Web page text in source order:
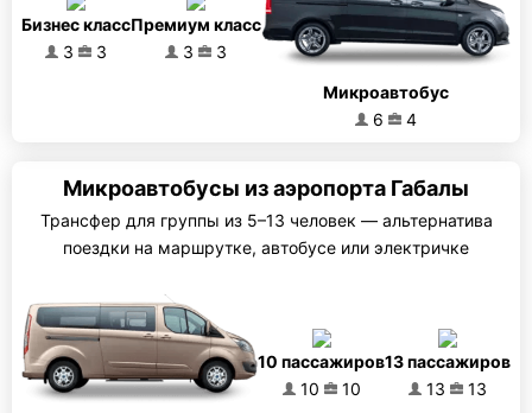
Бизнес класс
3
3
Премиум класс
3
3
Микроавтобус
6
4
Микроавтобусы из аэропорта Габалы
Трансфер для группы из 5–13 человек — альтернатива
поездки на маршрутке, автобусе или электричке
10 пассажиров
10
10
13 пассажиров
13
13